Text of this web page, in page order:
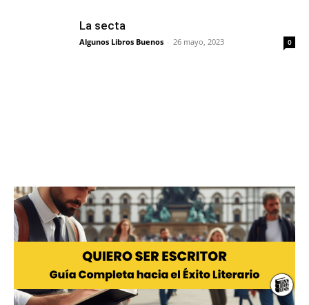
La secta
Algunos Libros Buenos - 26 mayo, 2023 0